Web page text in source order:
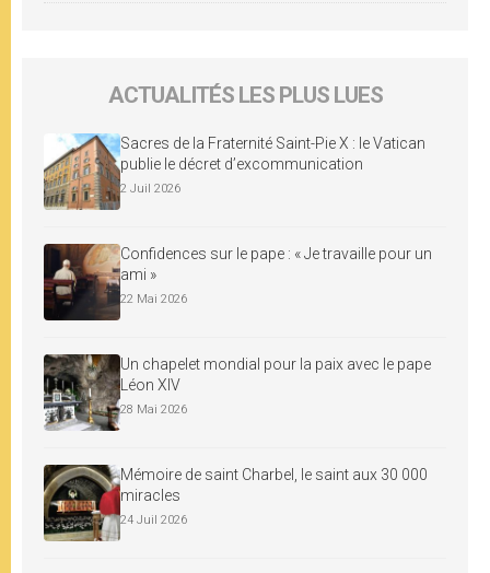
ACTUALITÉS LES PLUS LUES
Sacres de la Fraternité Saint-Pie X : le Vatican
publie le décret d’excommunication
2 Juil 2026
Confidences sur le pape : « Je travaille pour un
ami »
22 Mai 2026
Un chapelet mondial pour la paix avec le pape
Léon XIV
28 Mai 2026
Mémoire de saint Charbel, le saint aux 30 000
miracles
24 Juil 2026